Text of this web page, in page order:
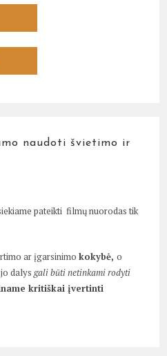
naudoti švietimo ir
pateikti filmų nuorodas tik
ar įgarsinimokokybė,o
jo dalysgali būti netinkami rodyti
kritiškai įvertinti